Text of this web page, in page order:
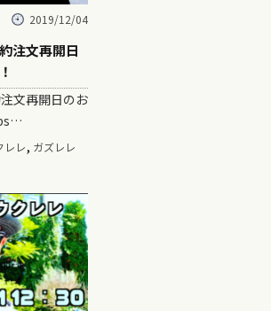
2019/12/04
注文再開日
文再開日のお
レレ, ガズレレ